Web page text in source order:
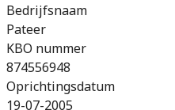
Bedrijfsnaam
Pateer
KBO nummer
874556948
Oprichtingsdatum
19-07-2005